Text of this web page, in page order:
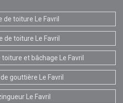
de toiture Le Favril
de toiture Le Favril
et bâchage Le Favril
gouttière Le Favril
Le Favril